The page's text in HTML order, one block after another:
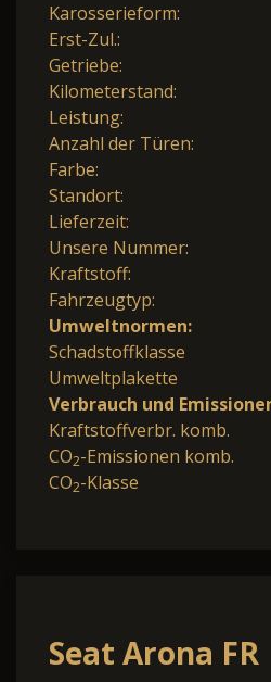
Karosserieform:
Erst-Zul.:
Getriebe:
Kilometerstand:
Leistung:
Anzahl der Türen:
Farbe:
Standort:
Lieferzeit:
Unsere Nummer:
Kraftstoff:
Fahrzeugtyp:
Umweltnormen:
Schadstoffklasse
Umweltplakette
Verbrauch und
Kraftstoffverbr. komb.
CO2-Emissionen komb.
CO2-Klasse
Seat Arona FR